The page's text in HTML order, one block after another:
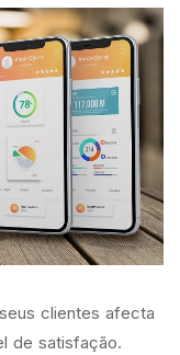
clientes afecta
de satisfação.